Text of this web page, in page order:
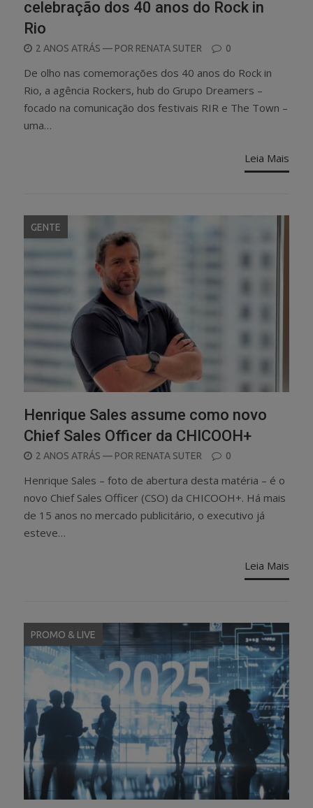
celebração dos 40 anos do Rock in
Rio
POSTED
ON
2 ANOS ATRÁS — POR RENATA SUTER 0
De olho nas comemorações dos 40 anos do Rock in
Rio, a agência Rockers, hub do Grupo Dreamers –
focado na comunicação dos festivais RIR e The Town –
uma…
Leia Mais
GENTE
Henrique Sales assume como novo
Chief Sales Officer da CHICOOH+
POSTED
2 ANOS ATRÁS — POR RENATA SUTER 0
Henrique Sales – foto de abertura desta matéria – é o
novo Chief Sales Officer (CSO) da CHICOOH+. Há mais
de 15 anos no mercado publicitário, o executivo já
esteve…
Leia Mais
PROMO & LIVE